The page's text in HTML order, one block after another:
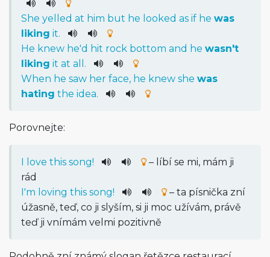
She yelled at him but he looked as if he was
liking it.
He knew he'd hit rock bottom and he wasn't
liking it at all .
When he saw her face, he knew she was
hating the idea.
Porovnejte:
I love this song!
– líbí se mi, mám ji
rád
I'm loving this song!
– ta písnička zní
úžasně, teď, co ji slyším, si ji moc užívám, právě
teď ji vnímám velmi pozitivně